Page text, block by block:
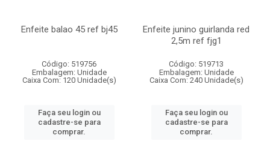
Enfeite balao 45 ref bj45
Código: 519756
Embalagem: Unidade
Caixa Com: 120 Unidade(s)
Faça seu login ou
cadastre-se para
comprar.
Enfeite junino guirlanda red
2,5m ref fjg1
Código: 519713
Embalagem: Unidade
Caixa Com: 240 Unidade(s)
Faça seu login ou
cadastre-se para
comprar.